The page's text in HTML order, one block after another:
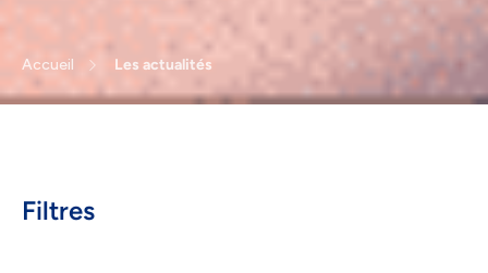
Accueil Les actualités
Filtres